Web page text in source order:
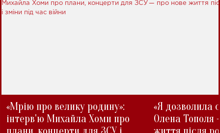
«Мрію про велику родину»:
інтерв'ю Михайла Хоми про
«Я дозволила
Олена Тополя